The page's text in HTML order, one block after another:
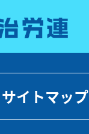
サイトマップ